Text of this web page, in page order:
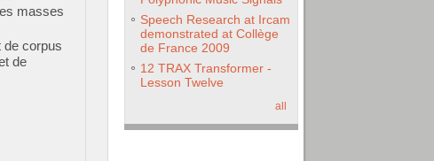
masses
de corpus
de
Speech Research at Ircam
demonstrated at Collège
de France 2009
12 TRAX Transformer -
Lesson Twelve
all